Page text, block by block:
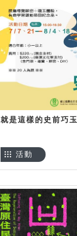
就是這樣的史前巧玉
活動